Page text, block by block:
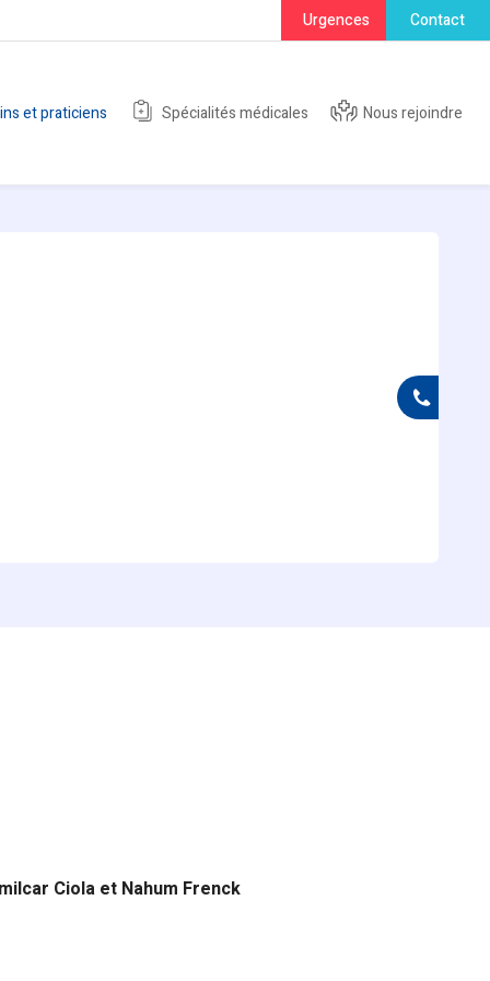
Urgences Contact
et praticiens Spécialités médicales Nous rejoindre
Ciola et Nahum Frenck